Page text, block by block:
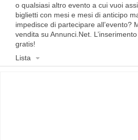
o qualsiasi altro evento a cui vuoi
biglietti con mesi e mesi di anticipo
impedisce di partecipare all’evento?
vendita su Annunci.Net.
gratis!
Lista